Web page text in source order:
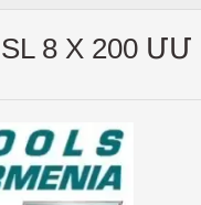
8 X 200 ՄՄ